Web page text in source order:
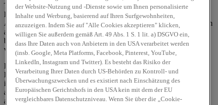
Test Procedures) ermittelt. Der Kraftstoffverbrauch und die CO₂-
Emissionen eines Fahrzeuges hängen nicht nur von der effizienten
Ausnutzung des Kraftstoffs durch das Fahrzeug ab, sondern werden
auch vom Fahrverhalten und anderen nichttechnischen Faktoren
beeinflusst. CO₂ ist das für die Erderwärmung hauptsächlich
verantwortliche Treibhausgas.
Ein Leitfaden über den Kraftstoffverbrauch und die CO₂-
Emissionen aller in Deutschland angebotenen neuen Pkw-Modelle
ist unentgeltlich einsehbar an jedem Verkaufsort, an dem Pkw
ausgestellt oder angeboten werden. Der Leitfaden ist auch
abrufbar.
der Website-Nutzung und -Dienste sowie um Ihnen personalisierte
Inhalte und Werbung, basierend auf Ihren Surfgewohnheiten,
anzuzeigen. Indem Sie auf "Alle Cookies akzeptieren" klicken,
willigen Sie außerdem gemäß Art. 49 Abs. 1 S. 1 lit. a) DSGVO ein,
dass Ihre Daten auch von Anbietern in den USA verarbeitet werden
(insb. Google, Meta Platforms, Facebook, Pinterest, YouTube,
LinkedIn, Instagram und Twitter). Es besteht das Risiko der
Verarbeitung Ihrer Daten durch US-Behörden zu Kontroll- und
Überwachungszwecken und es existiert nach Einschätzung des
Europäischen Gerichtshofs in den USA kein mit dem der EU
vergleichbares Datenschutzniveau. Wenn Sie über die „Cookie-